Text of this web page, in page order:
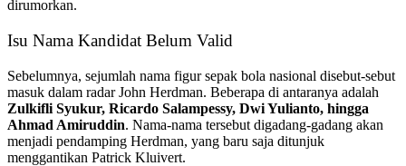
dirumorkan.
Isu Nama Kandidat Belum Valid
Sebelumnya, sejumlah nama figur sepak bola nasional disebut-sebut
masuk dalam radar John Herdman. Beberapa di antaranya adalah
Zulkifli Syukur, Ricardo Salampessy, Dwi Yulianto, hingga
Ahmad Amiruddin. Nama-nama tersebut digadang-gadang akan
menjadi pendamping Herdman, yang baru saja ditunjuk
menggantikan Patrick Kluivert.